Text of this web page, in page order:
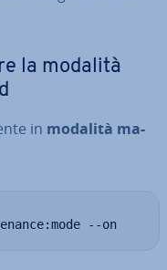
la modalità
in modalità ma­
--on